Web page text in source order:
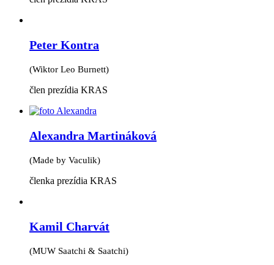
Peter Kontra
(Wiktor Leo Burnett)
člen prezídia KRAS
Alexandra Martináková
(Made by Vaculik)
členka prezídia KRAS
Kamil Charvát
(MUW Saatchi & Saatchi)